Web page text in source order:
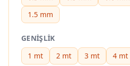
1.5 mm
GENIŞLIK
1 mt
2 mt 3 mt 4 mt